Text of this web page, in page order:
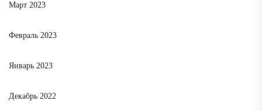
Март 2023
Февраль 2023
Январь 2023
Декабрь 2022